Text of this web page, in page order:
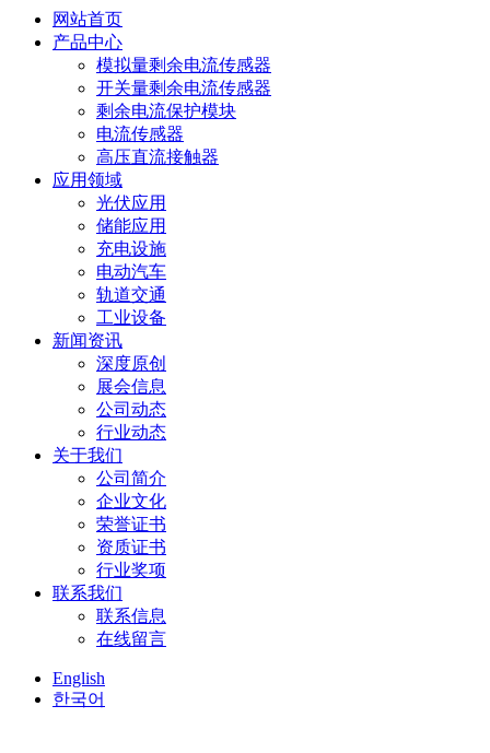
网站首页
产品中心
模拟量剩余电流传感器
开关量剩余电流传感器
剩余电流保护模块
电流传感器
高压直流接触器
应用领域
光伏应用
储能应用
充电设施
电动汽车
轨道交通
工业设备
新闻资讯
深度原创
展会信息
公司动态
行业动态
关于我们
公司简介
企业文化
荣誉证书
资质证书
行业奖项
联系我们
联系信息
在线留言
English
한국어